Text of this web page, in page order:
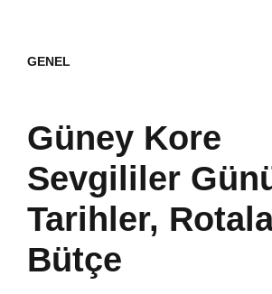
GENEL
Güney Kore
Sevgililer
Tarihler,
Bütçe